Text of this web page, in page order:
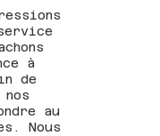
à
de
au
Nous